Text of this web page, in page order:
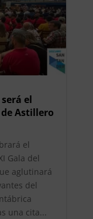
el
Astillero
el
Gala del
aglutinará
del
una cita...